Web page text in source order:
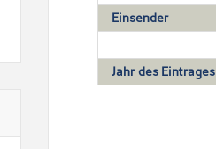
Einsender
Jahr des Eintrages